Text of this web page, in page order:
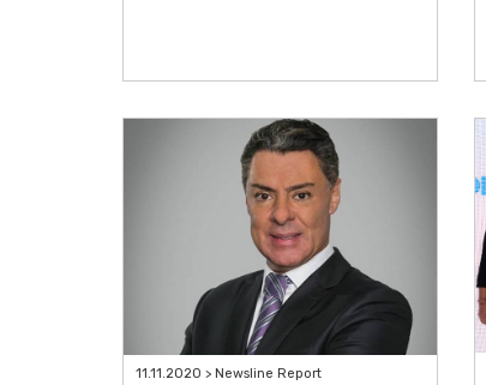
11.11.2020 > Newsline Report